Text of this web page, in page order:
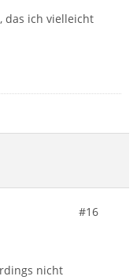
das ich vielleicht
#16
nicht